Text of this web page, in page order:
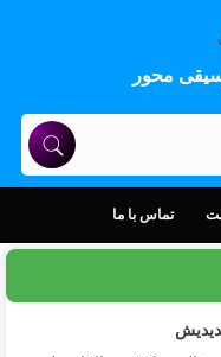
محور
تماس با ما